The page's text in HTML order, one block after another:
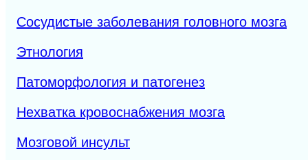
Сосудистые заболевания головного мозга
Этнология
Патоморфология и патогенез
Нехватка кровоснабжения мозга
Мозговой инсульт